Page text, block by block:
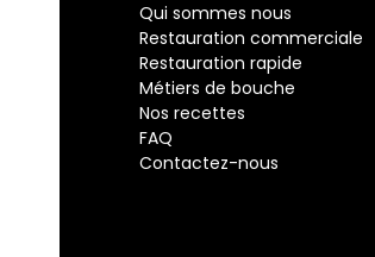
Qui sommes nous
Restauration commerciale
Restauration rapide
Métiers de bouche
Nos recettes
FAQ
Contactez-nous